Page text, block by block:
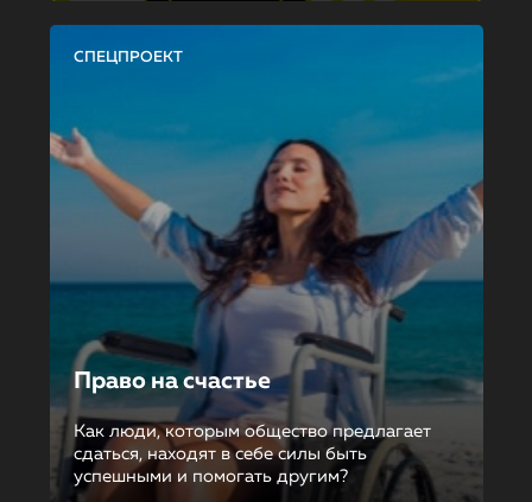
СПЕЦПРОЕКТ
Право на счастье
Как люди, которым общество предлагает
сдаться, находят в себе силы быть
успешными и помогать другим?